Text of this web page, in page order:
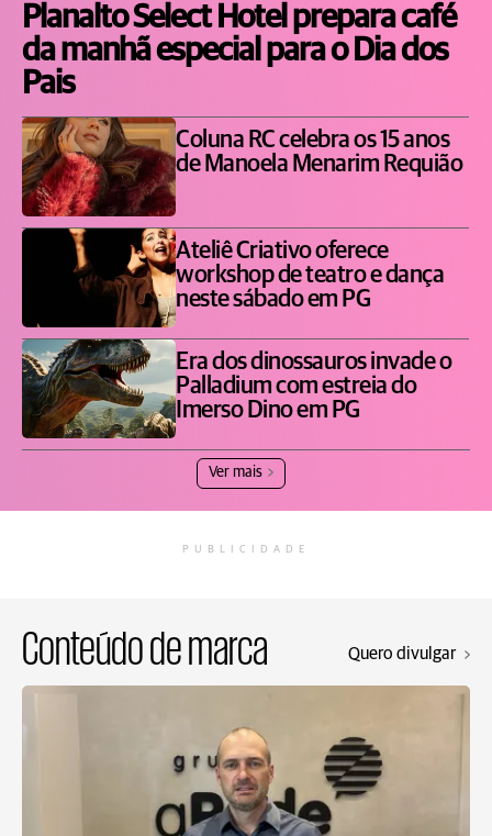
Planalto Select Hotel prepara café
da manhã especial para o Dia dos
Pais
Coluna RC celebra os 15 anos
de Manoela Menarim Requião
Ateliê Criativo oferece
workshop de teatro e dança
neste sábado em PG
Era dos dinossauros invade o
Palladium com estreia do
Imerso Dino em PG
Ver mais
PUBLICIDADE
Conteúdo de marca Quero divulgar